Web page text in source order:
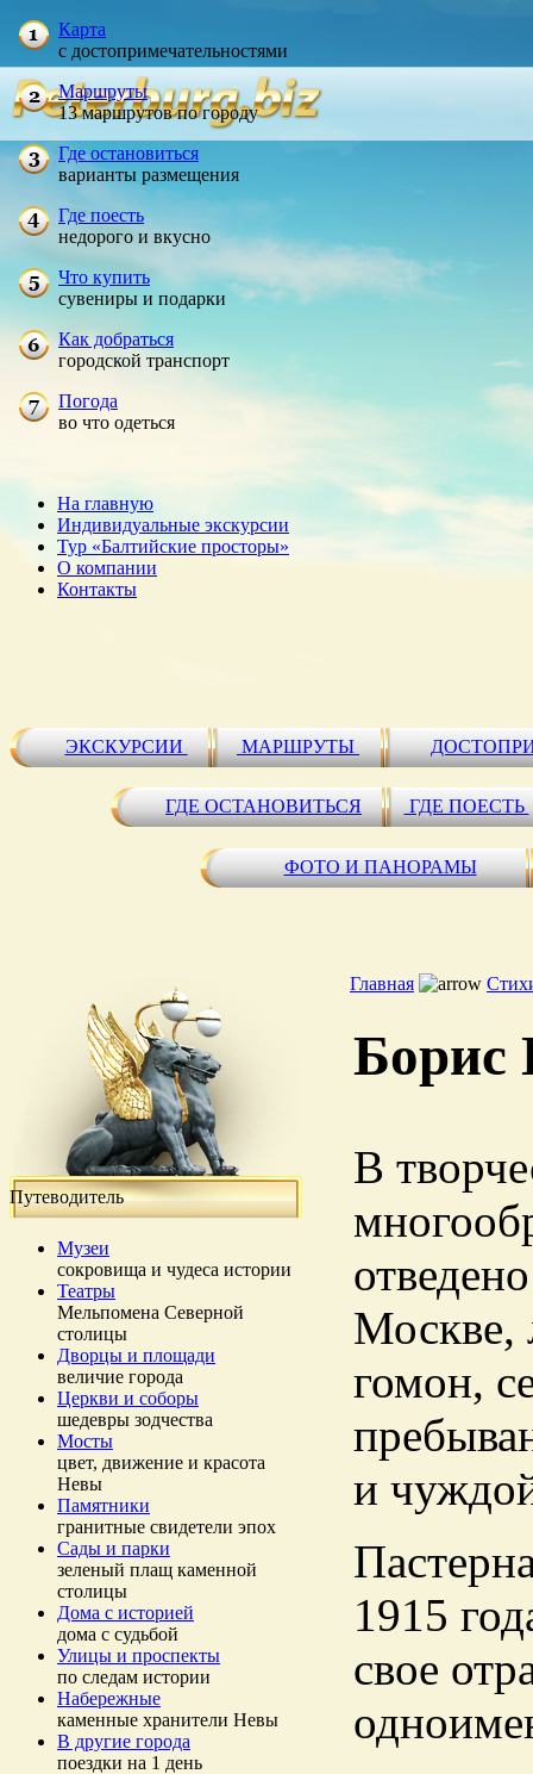
Карта
с достопримечательностями
Маршруты
13 маршрутов по городу
Где остановиться
варианты размещения
Где поесть
недорого и вкусно
Что купить
сувениры и подарки
Как добраться
городской транспорт
Погода
во что одеться
На главную
Индивидуальные экскурсии
Тур «Балтийские просторы»
О компании
Контакты
ЭКСКУРСИИ МАРШРУТЫ
ГДЕ ОСТАНОВИТЬСЯ ГДЕ ПОЕСТЬ
ФОТО И ПАНОРАМЫ
Путеводитель
Музеи
сокровища и чудеса истории
Театры
Мельпомена Северной
столицы
Дворцы и площади
величие города
Церкви и соборы
шедевры зодчества
Мосты
цвет, движение и красота
Невы
Памятники
гранитные свидетели эпох
Сады и парки
зеленый плащ каменной
столицы
Дома с историей
дома с судьбой
Улицы и проспекты
по следам истории
Набережные
каменные хранители Невы
В другие города
поездки на 1 день
Главная
Борис
В
Москве,
гомон,
и
1915
свое